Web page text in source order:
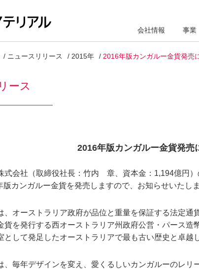
会社情報 事業
ニュースリリース 2015年 2016年版カンガルー金貨発売
ース
2016年版カンガルー金貨発売
式会社（取締役社長：竹内 章、資本金：1,194億円
版カンガルー金貨を発売しますので、お知らせいたしま
、オーストラリア政府が品位と重量を保証する法定通
貨を発行する西オーストラリア州政府公営・パース造
として発足したオーストラリアで最も古い歴史と卓越
、毎年デザインを変え、愛くるしいカンガルーのレリ